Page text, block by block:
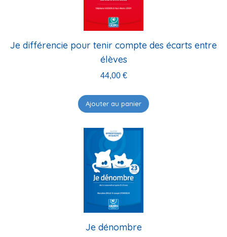
Je différencie pour tenir compte des écarts entre
élèves
44,00 €
Ajouter au panier
Je dénombre